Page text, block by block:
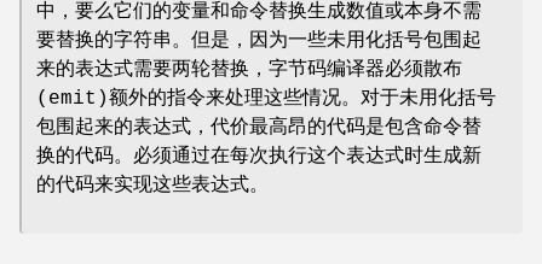
中，要么它们的变量和命令替换生成数值或本身不需
要替换的字符串。但是，因为一些未用化括号包围起
来的表达式需要两轮替换，字节码编译器必须散布
(emit)额外的指令来处理这些情况。对于未用化括号
包围起来的表达式，代价最高昂的代码是包含命令替
换的代码。必须通过在每次执行这个表达式时生成新
的代码来实现这些表达式。